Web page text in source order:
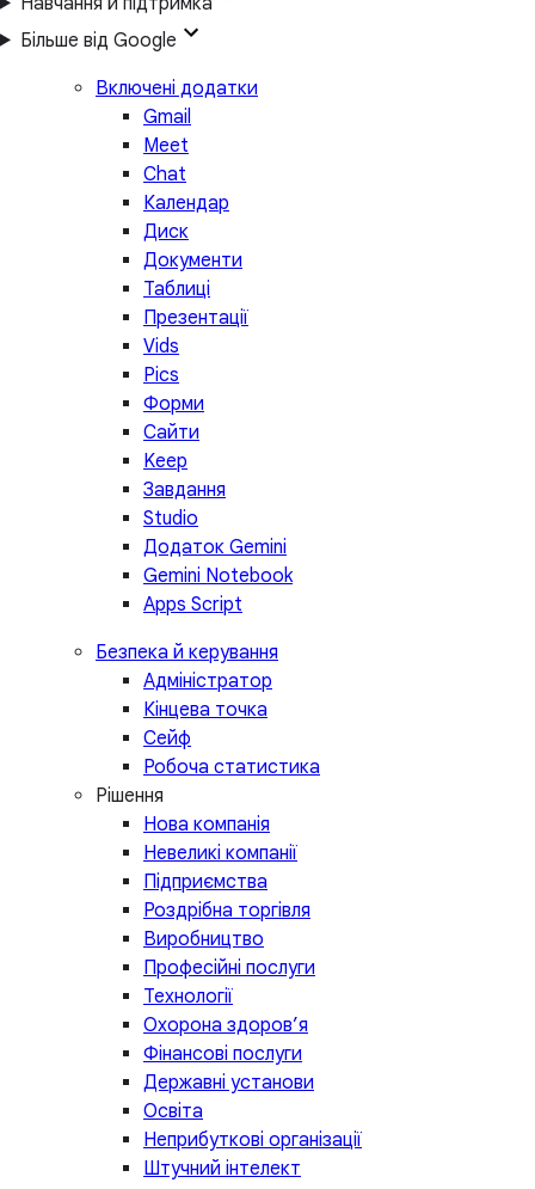
Більше від Google
Включені додатки
Gmail
Meet
Chat
Календар
Диск
Документи
Таблиці
Презентації
Vids
Pics
Форми
Сайти
Keep
Завдання
Studio
Додаток Gemini
Gemini Notebook
Apps Script
Безпека й керування
Адміністратор
Кінцева точка
Сейф
Робоча статистика
Рішення
Нова компанія
Невеликі компанії
Підприємства
Роздрібна торгівля
Виробництво
Професійні послуги
Технології
Охорона здоров’я
Фінансові послуги
Державні установи
Освіта
Неприбуткові організації
Штучний інтелект